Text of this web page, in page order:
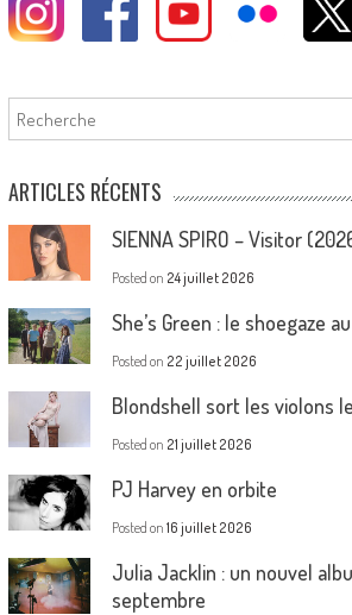
Rechercher
ARTICLES RÉCENTS
SIENNA SPIRO – Visitor
Posted on 24 juillet 2026
She’s Green : le shoegaze
Posted on 22 juillet 2026
Blondshell sort les violons
Posted on 21 juillet 2026
PJ Harvey en orbite
Posted on 16 juillet 2026
Julia Jacklin : un nouvel
septembre